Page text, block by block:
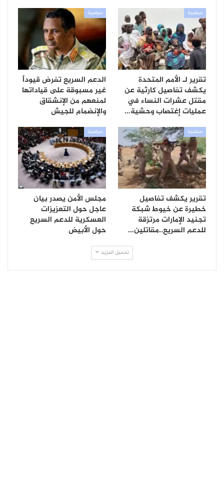
سياسية
تقرير لـ الأمم المتحدة
يكشف تفاصيل كارثية عن
مقتل عشرات النساء في
عمليات إغتصاب وحشية…
سياسية
الدعم السريع تفرض قيوداً
غير مسبوقة على قياداتها
لمنعهم من الإنشقاق
والإنضمام للجيش
سياسية
تقرير يكشف تفاصيل
خطيرة عن خيوط شبكة
تجنيد الإمارات مرتزقة
للدعم السريع..مقاتلين…
سياسية
مجلس الأمن يصدر بيان
عاجل حول التعزيزات
العسكرية للدعم السريع
حول الأبيض
تحميل المزيد